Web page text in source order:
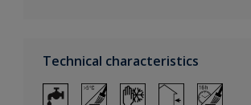
Technical characteristics